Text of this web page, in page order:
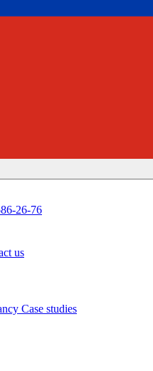
26-76
us
Case studies